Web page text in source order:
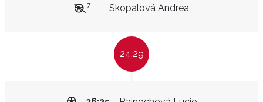
Skopalová Andrea
7
24:29